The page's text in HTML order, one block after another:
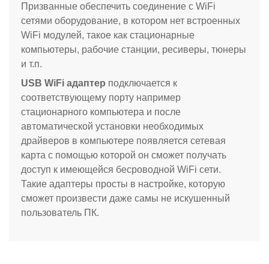
Призванные обеспечить соединение с WiFi
сетями оборудование, в котором нет встроенных
WiFi модулей, такое как стационарные
компьютеры, рабочие станции, ресиверы, тюнеры
и т.п.
USB WiFi адаптер подключается к
соответствующему порту например
стационарного компьютера и после
автоматической установки необходимых
драйверов в компьютере появляется сетевая
карта с помощью которой он сможет получать
доступ к имеющейся бесроводной WiFi сети.
Такие адаптеры просты в настройке, которую
сможет произвести даже самы не искушенный
пользователь ПК.